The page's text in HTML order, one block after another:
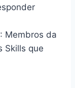
: Membros da
Skills que